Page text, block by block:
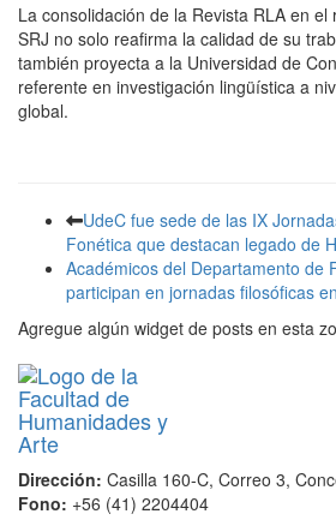
La consolidación de la Revista RLA en el
SRJ no solo reafirma la calidad de su
también proyecta a la Universidad de
referente en investigación lingüística a
global.
UdeC fue sede de las IX
Fonética que destacan legado de
Académicos del Departamento de
participan en jornadas filosóficas
Agregue algún widget de posts en esta
Dirección: Casilla 160-C, Correo 3,
Fono: +56 (41) 2204404